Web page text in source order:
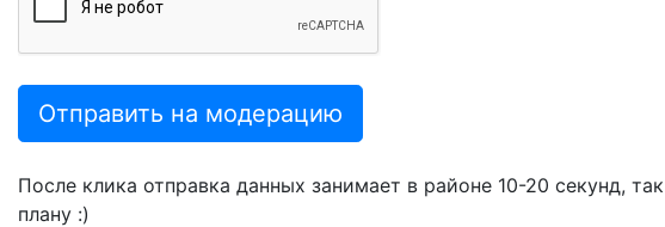
Отправить на модерацию
После клика отправка данных занимает в районе 10-20 секунд,
плану :)